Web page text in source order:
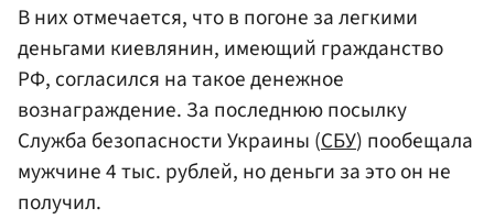
В них отмечается, что в погоне за легкими
деньгами киевлянин, имеющий гражданство
РФ, согласился на такое денежное
вознаграждение. За последнюю посылку
Служба безопасности Украины (СБУ) пообещала
мужчине 4 тыс. рублей, но деньги за это он не
получил.